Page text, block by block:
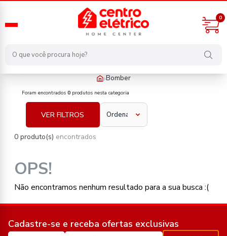
0
›Bomber
fabricante/bomber
Foram encontrados 0 produtos nesta categoria
VER FILTROS
0 produto(s) encontrados
OPS!
Não encontramos nenhum resultado para a sua busca :(
Cadastre-se e receba ofertas exclusivas